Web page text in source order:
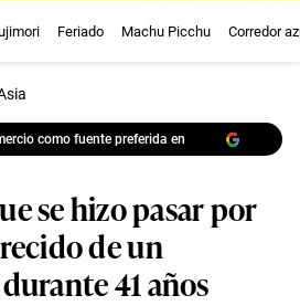
Feriado Machu Picchu Corredor
como fuente preferida en
se hizo pasar por
de un
41 años